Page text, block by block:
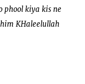
phool kiya kis ne
KHaleelullah